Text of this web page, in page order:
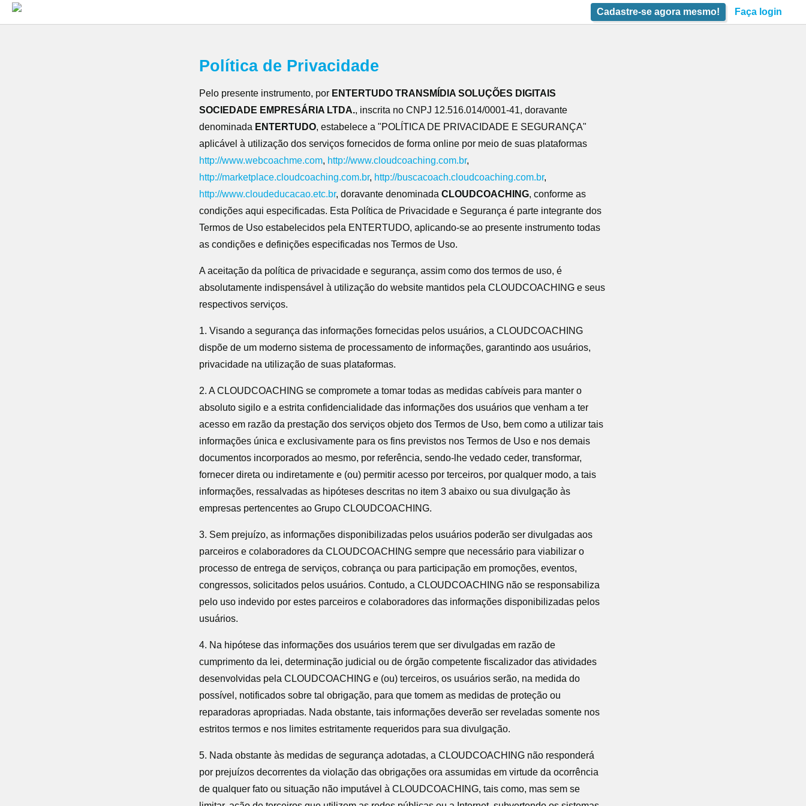
Cadastre-se agora mesmo! Faça login
Política de Privacidade
Pelo presente instrumento, por ENTERTUDO TRANSMÍDIA SOLUÇÕES DIGITAIS
SOCIEDADE EMPRESÁRIA LTDA., inscrita no CNPJ 12.516.014/0001-41, doravante
denominada ENTERTUDO, estabelece a "POLÍTICA DE PRIVACIDADE E SEGURANÇA"
aplicável à utilização dos serviços fornecidos de forma online por meio de suas plataformas
http://www.webcoachme.com, http://www.cloudcoaching.com.br,
http://marketplace.cloudcoaching.com.br, http://buscacoach.cloudcoaching.com.br,
http://www.cloudeducacao.etc.br, doravante denominada CLOUDCOACHING, conforme as
condições aqui especificadas. Esta Política de Privacidade e Segurança é parte integrante dos
Termos de Uso estabelecidos pela ENTERTUDO, aplicando-se ao presente instrumento todas
as condições e definições especificadas nos Termos de Uso.
A aceitação da política de privacidade e segurança, assim como dos termos de uso, é
absolutamente indispensável à utilização do website mantidos pela CLOUDCOACHING e seus
respectivos serviços.
1. Visando a segurança das informações fornecidas pelos usuários, a CLOUDCOACHING
dispõe de um moderno sistema de processamento de informações, garantindo aos usuários,
privacidade na utilização de suas plataformas.
2. A CLOUDCOACHING se compromete a tomar todas as medidas cabíveis para manter o
absoluto sigilo e a estrita confidencialidade das informações dos usuários que venham a ter
acesso em razão da prestação dos serviços objeto dos Termos de Uso, bem como a utilizar tais
informações única e exclusivamente para os fins previstos nos Termos de Uso e nos demais
documentos incorporados ao mesmo, por referência, sendo-lhe vedado ceder, transformar,
fornecer direta ou indiretamente e (ou) permitir acesso por terceiros, por qualquer modo, a tais
informações, ressalvadas as hipóteses descritas no item 3 abaixo ou sua divulgação às
empresas pertencentes ao Grupo CLOUDCOACHING.
3. Sem prejuízo, as informações disponibilizadas pelos usuários poderão ser divulgadas aos
parceiros e colaboradores da CLOUDCOACHING sempre que necessário para viabilizar o
processo de entrega de serviços, cobrança ou para participação em promoções, eventos,
congressos, solicitados pelos usuários. Contudo, a CLOUDCOACHING não se responsabiliza
pelo uso indevido por estes parceiros e colaboradores das informações disponibilizadas pelos
usuários.
4. Na hipótese das informações dos usuários terem que ser divulgadas em razão de
cumprimento da lei, determinação judicial ou de órgão competente fiscalizador das atividades
desenvolvidas pela CLOUDCOACHING e (ou) terceiros, os usuários serão, na medida do
possível, notificados sobre tal obrigação, para que tomem as medidas de proteção ou
reparadoras apropriadas. Nada obstante, tais informações deverão ser reveladas somente nos
estritos termos e nos limites estritamente requeridos para sua divulgação.
5. Nada obstante às medidas de segurança adotadas, a CLOUDCOACHING não responderá
por prejuízos decorrentes da violação das obrigações ora assumidas em virtude da ocorrência
de qualquer fato ou situação não imputável à CLOUDCOACHING, tais como, mas sem se